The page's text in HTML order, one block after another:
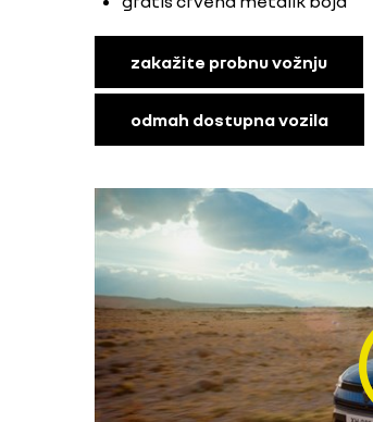
zakažite probnu vožnju
odmah dostupna vozila